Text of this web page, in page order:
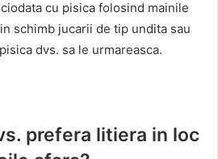
cu pisica folosind mainile
schimb jucarii de tip undita sau
dvs. sa le urmareasca.
prefera litiera in loc